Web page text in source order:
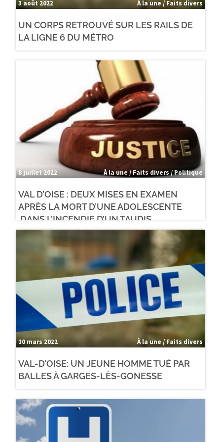
3 août 2022 À la une / Faits divers
UN CORPS RETROUVÉ SUR LES RAILS DE
LA LIGNE 6 DU MÉTRO
8 juillet 2022 À la une / Faits divers / Politique
VAL D’OISE : DEUX MISES EN EXAMEN
APRÈS LA MORT D’UNE ADOLESCENTE
DANS L’INCENDIE D’UN TAUDIS
10 mars 2022 À la une / Faits divers
VAL-D’OISE: UN JEUNE HOMME TUÉ PAR
BALLES À GARGES-LÈS-GONESSE